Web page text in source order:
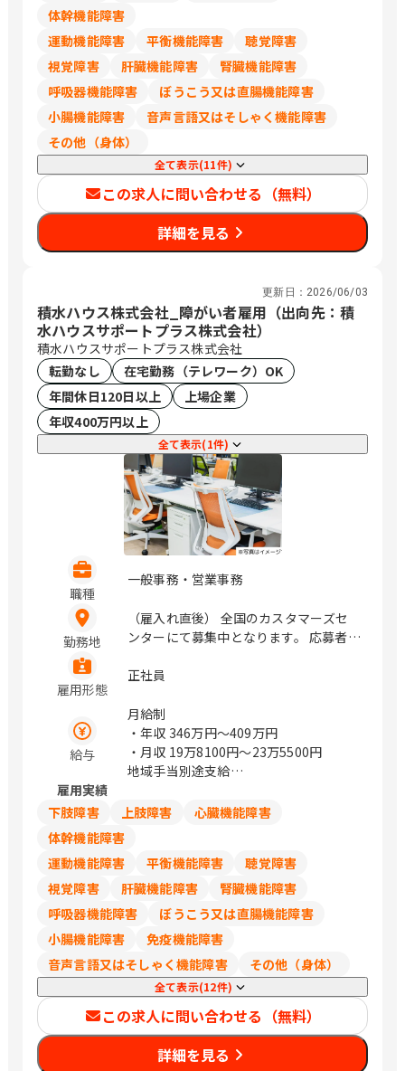
町1丁目16-3 （SAISHOビル2階） 千葉
県千葉市中央区問屋町1-35 （千葉ポー
町1-3-1 Face13階 （ご予約制） 千葉県
流山市おおたかの森西1-2-3 （アゼリア
テラス9階） 東京都豊島区西池袋1-11-1
（メトロポリタンプラザビル11階） 東
京都新宿区西新宿3-6-11 （西新宿KSビ
ル1F） 東京都港区南青山2-26-1 （D－
LIFEPLACE南青山1階） 東京都立川市曙
町2-37-7 （コアシティ立川1F） 神奈川
県横浜市西区みなとみらい3-7-1
神奈川県横浜市西区みなとみらい4-4-5
（横浜アイマークプレイス4階） 神奈川
県海老名市めぐみ町2番2号 （ViNA
GARDENS OFFICE 14階） 神奈川県藤沢
市辻堂神台2-2-1 （アイクロス湘南9
階） 新潟県新潟市中央区上所中1-7-23
石川県金沢市鞍月4丁目125 山梨県甲府
市上石田3-6-38 長野県松本市渚二丁目4
番31号（2F） 岐阜県岐阜市市橋3丁目4
番8号 静岡県静岡市駿河区稲川二丁目1-
1 （伊伝静岡駅南ビル6F） 愛知県名古
屋市中区栄3-18-1 （ナディアパークビ
ジネスセンタービル16F） 愛知県名古屋
市中区栄3-18-1 （ナディアパークビジ
ネスセンタービル16F） 愛知県豊橋市曙
町松並101番地206 愛知県岡崎市唐沢町
ビル10F） 滋賀県草津市渋川1丁目3番4
号 （近江伊吹館 1階） 滋賀県彦根市大
都府京都市中京区烏丸通御池下る梅屋町
6階） 京都府福知山市厚東町2 京都府木
津川市兜台6丁目6－4 （総合住宅研究所
内） 大阪府大阪市北区大淀中1－1－30
（梅田スカイビルタワーウエスト34階）
大阪府箕面市船場東1-10-33 大阪府枚方
方駅前102号） 大阪府堺市北区長曽根町
目17番32号 松本ビル 大阪市北区大淀中
クス3階） 兵庫県明石市大明石町2丁目
1-32 （ラ スーノ明石公園前ビル） 兵庫
県姫路市東延末1-1 （姫路NKビル1F）
山市杉ノ馬場一丁目1番地FK
BUILDING3階 鳥取県米子市米原4丁目2
番27号 島根県松江市嫁島町10－15 岡山
県岡山市北区今2丁目9番8号 岡山県倉敷
市白楽町587-3 広島県広島市安佐南区西
体幹機能障害
運動機能障害
平衡機能障害
聴覚障害
視覚障害
肝臓機能障害
腎臓機能障害
呼吸器機能障害
ぼうこう又は直腸機能障害
小腸機能障害
音声言語又はそしゃく機能障害
その他（身体）
全て表示(11件)
この求人に問い合わせる（無料）
詳細を見る
更新日： 2026/06/03
積水ハウス株式会社_障がい者雇用（出向先：積
水ハウスサポートプラス株式会社）
積水ハウスサポートプラス株式会社
転勤なし
在宅勤務（テレワーク）OK
年間休日120日以上
上場企業
年収400万円以上
全て表示(1件)
職種
一般事務・営業事務
勤務地
（雇入れ直後） 全国のカスタマーズセ
ンターにて募集中となります。 応募者様
ます。 大阪府大阪市北区大淀中1丁目1
ト34F / 梅田
雇用形態
正社員
給与
月給制
・年収 346万円〜409万円
・月収 19万8100円〜23万5500円
地域手当別途支給
雇用実績
下肢障害
上肢障害
心臓機能障害
体幹機能障害
運動機能障害
平衡機能障害
聴覚障害
視覚障害
肝臓機能障害
腎臓機能障害
呼吸器機能障害
ぼうこう又は直腸機能障害
小腸機能障害
免疫機能障害
音声言語又はそしゃく機能障害
その他（身体）
全て表示(12件)
この求人に問い合わせる（無料）
詳細を見る